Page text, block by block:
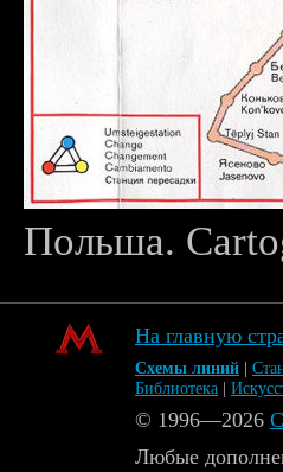
Польша.
На главную
Схемы линий |
Библиотека |
© 1996—2026
Любые